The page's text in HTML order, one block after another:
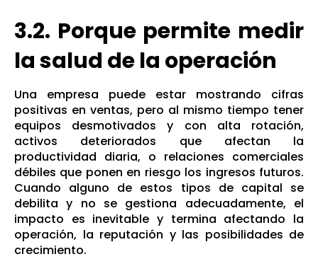
3.2. Porque permite medir
la salud de la operación
Una empresa puede estar mostrando cifras
positivas en ventas, pero al mismo tiempo tener
equipos desmotivados y con alta rotación,
activos deteriorados que afectan la
productividad diaria, o relaciones comerciales
débiles que ponen en riesgo los ingresos futuros.
Cuando alguno de estos tipos de capital se
debilita y no se gestiona adecuadamente, el
impacto es inevitable y termina afectando la
operación, la reputación y las posibilidades de
crecimiento.